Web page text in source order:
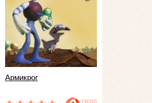
Армикрог